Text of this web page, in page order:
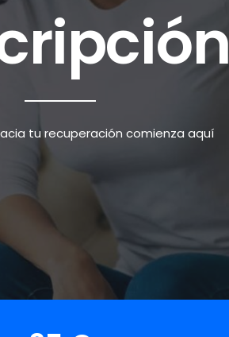
tu recuperación comienza aquí